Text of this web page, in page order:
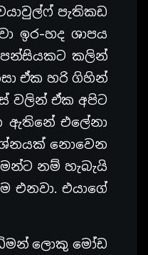
පැතිකඩ
ඉර-හද ශාපය
පන්සියකට කලින්
ඒක හරි ගිහින්
වලින් ඒක අපිට
ඇතිනේ එලේනා
නොවෙන
නම් හැබැයි
එනවා. එයාගේ
ලොකු මෝඩ